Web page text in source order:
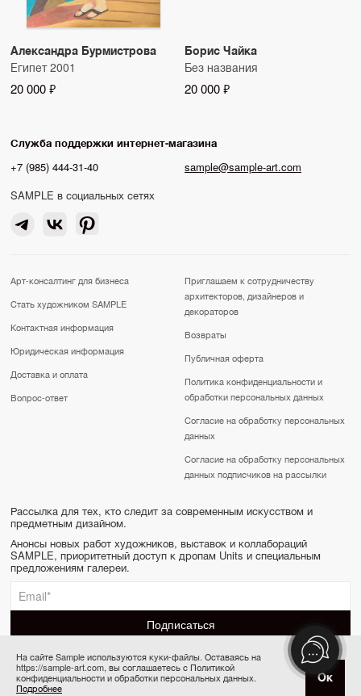
Купить за 210 000 ₽
Александра Бурмистрова
Египет 2001
20 000 ₽
Борис Чайка
Без названия
20 000 ₽
Служба поддержки интернет-магазина
+7 (985) 444-31-40
sample@sample-art.com
SAMPLE в социальных сетях
Арт-консалтинг для бизнеса
Стать художником SAMPLE
Контактная информация
Юридическая информация
Доставка и оплата
Вопрос-ответ
Приглашаем к сотрудничеству
архитекторов, дизайнеров и
декораторов
Возвраты
Публичная оферта
Политика конфиденциальности и
обработки персональных данных
Согласие на обработку персональных
данных
Согласие на обработку персональных
данных подписчиков на рассылки
Рассылка для тех, кто следит за современным искусством и
предметным дизайном.
Анонсы новых работ художников, выставок и коллабораций
SAMPLE, приоритетный доступ к дропам Units и специальным
предложениям галереи.
SAMPLE | Online gallery & Auction © 2022-2026
Сделано в Апривер
На сайте Sample используются куки-файлы. Оставаясь на
https://sample-art.com, вы соглашаетесь с Политикой
конфиденциальности и обработки персональных данных.
Подробнее
Ок